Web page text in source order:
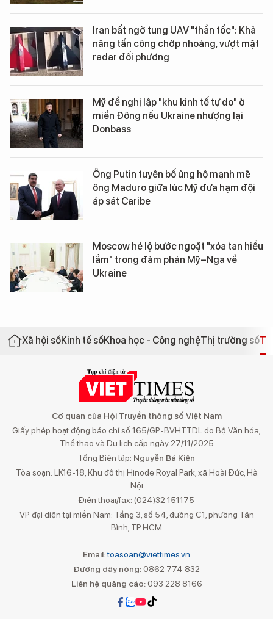
Iran bất ngờ tung UAV "thần tốc": Khả
năng tấn công chớp nhoáng, vượt mặt
radar đối phương
Mỹ đề nghị lập "khu kinh tế tự do" ở
miền Đông nếu Ukraine nhượng lại
Donbass
Ông Putin tuyên bố ủng hộ mạnh mẽ
ông Maduro giữa lúc Mỹ đưa hạm đội
áp sát Caribe
Moscow hé lộ bước ngoặt "xóa tan hiểu
lầm" trong đàm phán Mỹ–Nga về
Ukraine
Xã hội sốKinh tế sốKhoa học - Công nghệThị trường số
Cơ quan của Hội Truyền thông số Việt Nam
Giấy phép hoạt động báo chí số 165/GP-BVHTTDL do Bộ Văn hóa,
Thể thao và Du lịch cấp ngày 27/11/2025
Tổng Biên tập: Nguyễn Bá Kiên
Tòa soạn: LK16-18, Khu đô thị Hinode Royal Park, xã Hoài Đức, Hà
Nội
Điện thoại/fax: (024)32 151175
VP đại diện tại miền Nam: Tầng 3, số 54, đường C1, phường Tân
Bình, TP.HCM
Email:toasoan@viettimes.vn
Đường dây nóng: 0862 774 832
Liên hệ quảng cáo:093 228 8166